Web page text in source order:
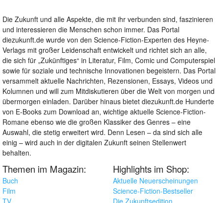
Die Zukunft und alle Aspekte, die mit ihr verbunden sind, faszinieren
und interessieren die Menschen schon immer. Das Portal
diezukunft.de wurde von den Science-Fiction-Experten des Heyne-
Verlags mit großer Leidenschaft entwickelt und richtet sich an alle,
die sich für „Zukünftiges“ in Literatur, Film, Comic und Computerspiel
sowie für soziale und technische Innovationen begeistern. Das Portal
versammelt aktuelle Nachrichten, Rezensionen, Essays, Videos und
Kolumnen und will zum Mitdiskutieren über die Welt von morgen und
übermorgen einladen. Darüber hinaus bietet diezukunft.de Hunderte
von E-Books zum Download an, wichtige aktuelle Science-Fiction-
Romane ebenso wie die großen Klassiker des Genres – eine
Auswahl, die stetig erweitert wird. Denn Lesen – da sind sich alle
einig – wird auch in der digitalen Zukunft seinen Stellenwert
behalten.
Themen im Magazin:
Buch
Film
Highlights im Shop:
Aktuelle Neuerscheinungen
Science-Fiction-Bestseller